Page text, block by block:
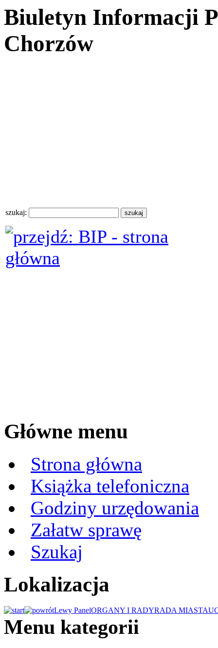
Biuletyn Informacji
Chorzów
szukaj:
Główne menu
Strona główna
Książka telefoniczna
Godziny urzędowania
Załatw sprawę
Szukaj
Lokalizacja
Lewy PanelORGANY I RADYRADA MIASTA
Menu kategorii